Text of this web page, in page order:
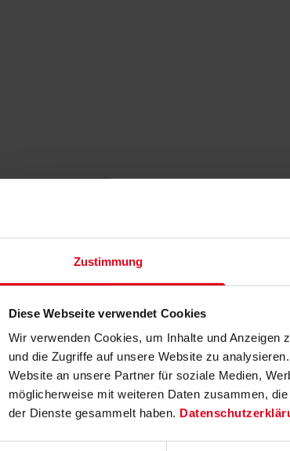
Zustimmung
Diese Webseite verwendet Cookies
Wir verwenden Cookies, um Inhalte und Anzeigen
und die Zugriffe auf unsere Website zu
Website an unsere Partner für soziale Medien,
möglicherweise mit weiteren Daten zusammen,
der Dienste gesammelt haben.